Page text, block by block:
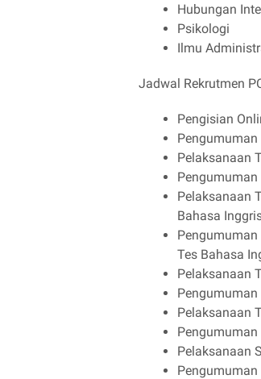
Hubungan
Psikologi
Ilmu
Jadwal Rekrutmen
Pengisian
Pelaksanaan
Pengumuman
Pelaksanaan
Bahasa
Pengumuman
Tes Bahasa
Pelaksanaan
Pelaksanaan
Pengumuman
Pelaksanaan